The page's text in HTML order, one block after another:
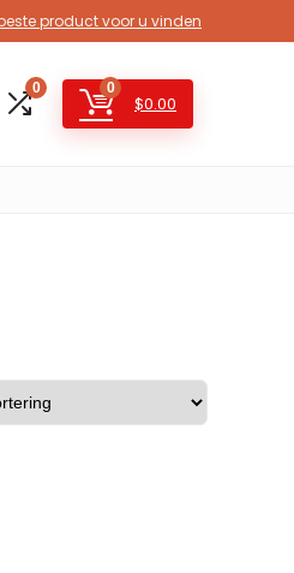
product voor u vinden
0 0
$0.00